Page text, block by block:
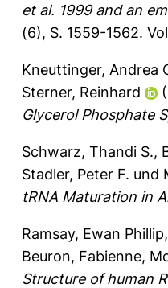
et al. 1999 and an
(6), S. 1559-1562.
Kneuttinger, Andrea
Sterner, Reinhard
Glycerol Phosphate
Schwarz, Thandi S.,
Stadler, Peter F. und
tRNA Maturation in
Ramsay, Ewan Phillip,
Beuron, Fabienne,
Structure of human